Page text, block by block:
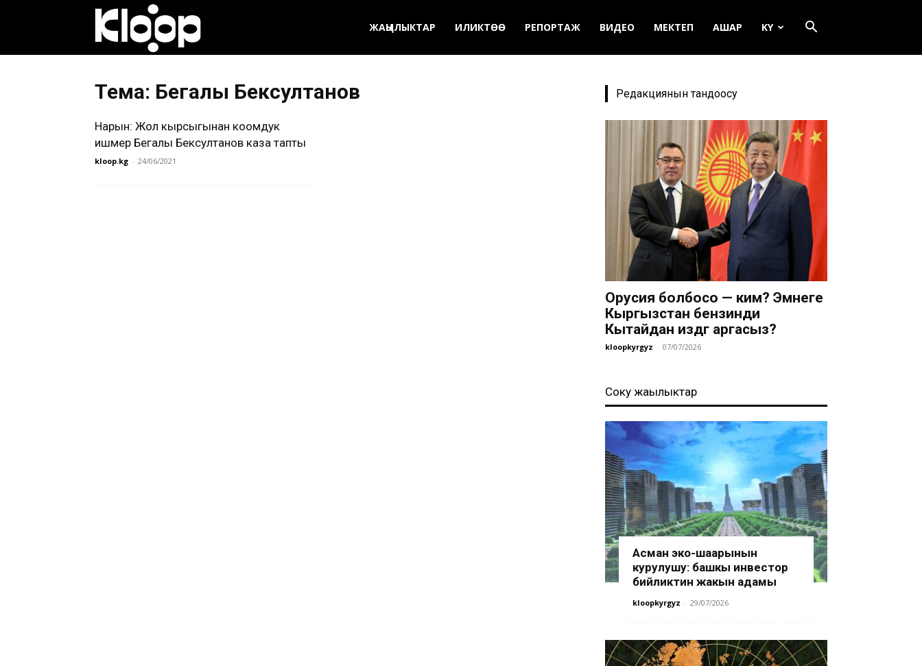
кыргызча
ЖАҢЫЛЫКТАР ИЛИКТӨӨ РЕПОРТАЖ ВИДЕО МЕКТЕП АШАР KY
Тема: Бегалы Бексултанов
Нарын: Жол кырсыгынан коомдук
ишмер Бегалы Бексултанов каза тапты
kloop.kg - 24/06/2021
Редакциянын тандоосу
Орусия болбосо — ким? Эмнеге
Кыргызстан бензинди
Кытайдан издөөгө аргасыз?
kloopkyrgyz - 07/07/2026
Соңку жаңылыктар
Асман эко-шаарынын
курулушу: башкы инвестор
бийликтин жакын адамы
kloopkyrgyz - 29/07/2026